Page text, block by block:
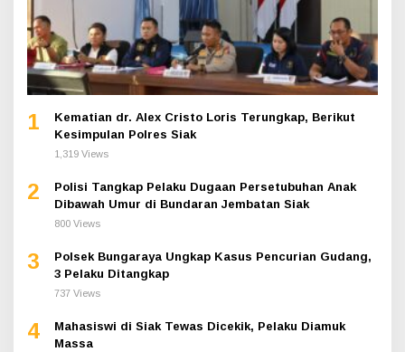
1
Kematian dr. Alex Cristo Loris Terungkap, Berikut
Kesimpulan Polres Siak
1,319 Views
2
Polisi Tangkap Pelaku Dugaan Persetubuhan Anak
Dibawah Umur di Bundaran Jembatan Siak
800 Views
3
Polsek Bungaraya Ungkap Kasus Pencurian Gudang,
3 Pelaku Ditangkap
737 Views
4
Mahasiswi di Siak Tewas Dicekik, Pelaku Diamuk
Massa